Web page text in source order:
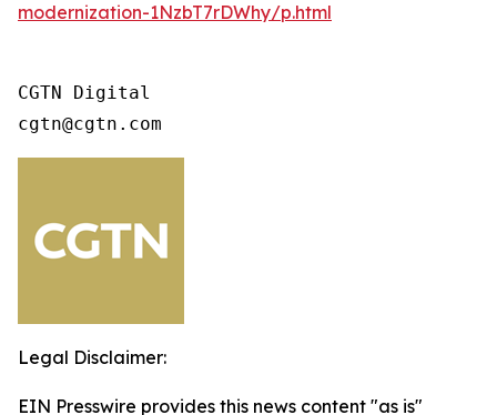
modernization-1NzbT7rDWhy/p.html
CGTN Digital
cgtn@cgtn.com
Legal Disclaimer:
EIN Presswire provides this news content "as is"